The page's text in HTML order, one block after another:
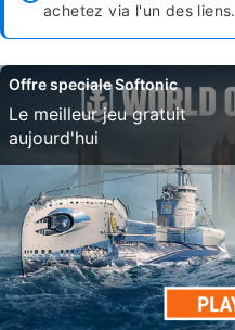
achetez via l'un des liens.
Offre speciale Softonic
Le meilleur jeu gratuit
aujourd'hui